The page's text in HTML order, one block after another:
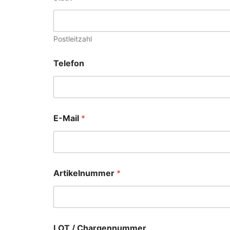
Postleitzahl
Telefon
E-Mail *
Artikelnummer *